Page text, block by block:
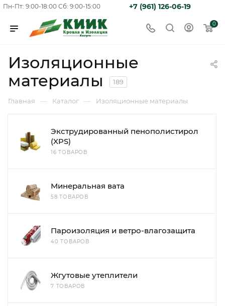
Пн-Пт: 9:00-18:00 Сб: 9:00-15:00 +7 (961) 126-06-19
0
Изоляционные
материалы
189
Главная — Каталог — Изоляционные материалы
Экструдированный пенополистирол
(XPS)
16 ТОВАРОВ
Минеральная вата
58 ТОВАРОВ
Пароизоляция и ветро-влагозащита
40 ТОВАРОВ
Жгутовые утеплители
7 ТОВАРОВ